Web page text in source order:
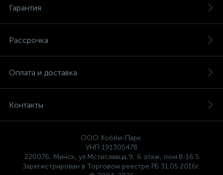
Гарантия
Рассрочка
Оплата и доставка
Контакты
ООО Хобби-Парк
УНП 191305478
220076, Минск, ул.Мстиславца,9, 6 этаж, пом.8-16.5
Зарегистрирован в Торговом реестре РБ 31.05.2016г.